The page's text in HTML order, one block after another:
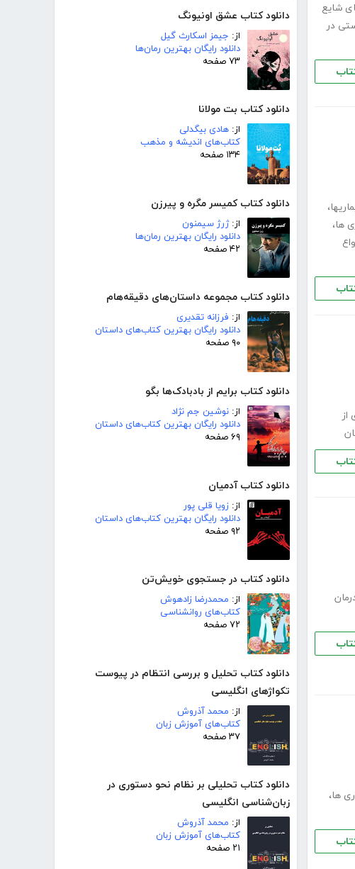
دانلود کتاب عشق اونیونگ
از: جیمز اسکارث گیل
دانلود رایگان بهترین رمان‌ها
۷۳ صفحه
دانلود کتاب بت مولانا
از: هادی بیگدلی
کتاب‌های اندیشه و مذهب
۱۳۴ صفحه
دانلود کتاب کمیسر مگره و پیرزن
از:ژرژ سیمنون
دانلود رایگان بهترین رمان‌ها
۴۲ صفحه
دانلود کتاب مجموعه داستان‌های دقیقه‌هام
از: فرزانه تقدیری
دانلود رایگان بهترین کتاب‌های داستان
۹۰ صفحه
دانلود کتاب برایم از بادبادک‌ها بگو
از: نوشین جم نژاد
دانلود رایگان بهترین کتاب‌های داستان
۶۹ صفحه
دانلود کتاب آدمیان
از: زویا قلی پور
دانلود رایگان بهترین کتاب‌های داستان
۹۲ صفحه
دانلود کتاب در جستجوی خویش‌تن
از: محمدرضا زادهوش
کتاب‌های روانشناسی
۷۲ صفحه
دانلود کتاب تحلیل و بررسی انتظام در پیوست
تکواژهای انگلیسی
از: محمد آذروش
کتاب‌های آموزش زبان
۳۷ صفحه
دانلود کتاب تحلیلی بر نظام نحو دستوری در
زبان‌شناسی انگلیسی
از: محمد آذروش
کتاب‌های آموزش زبان
۲۱ صفحه
شایع
در
،
ها،
از
ها،